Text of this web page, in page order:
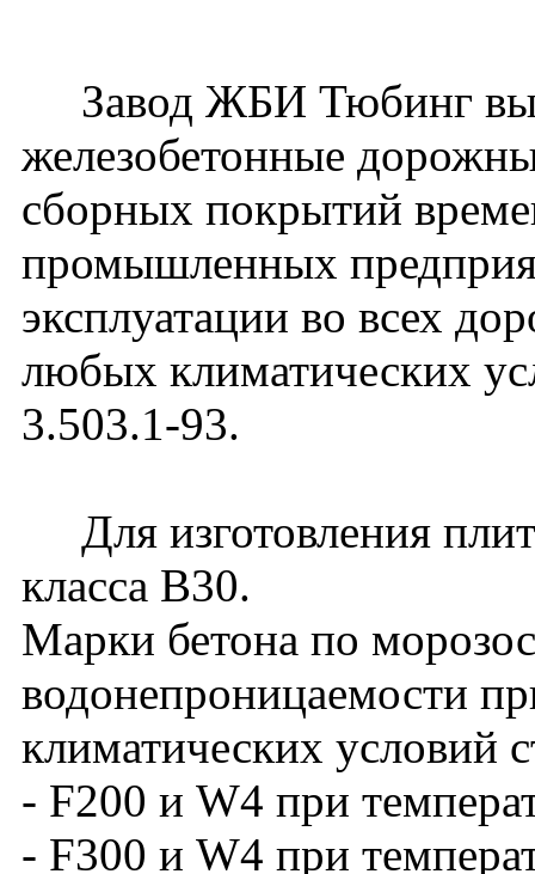
Завод ЖБИ Тюбинг
железобетонные
сборных покрытий
промышленных
эксплуатации во всех
любых климатических
3.503.1-93.
Для изготовления
класса В30.
Марки бетона по
водонепроницаемости
климатических условий
- F200 и W4 при
- F300 и W4 при